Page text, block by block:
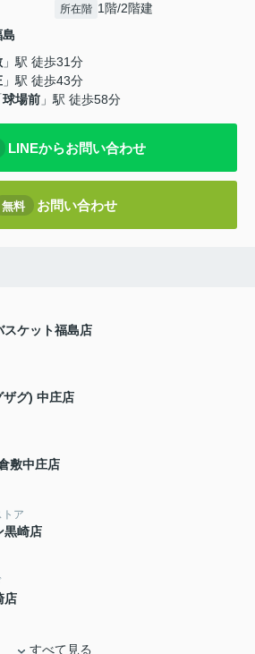
所在階 1階/2階建
」駅 徒歩31分
」駅 徒歩43分
球場前 」駅 徒歩58分
LINEからお問い合わせ
無料 お問い合わせ
スケット福島店
グ) 中庄店
敷中庄店
トア
黒崎店
店
すべて見る